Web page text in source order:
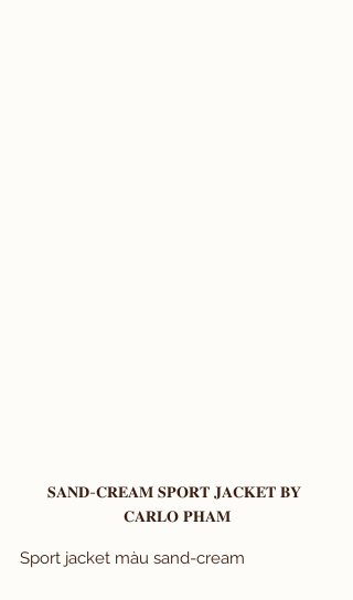
𝐒𝐀𝐍𝐃-𝐂𝐑𝐄𝐀𝐌 𝐒𝐏𝐎𝐑𝐓 𝐉𝐀𝐂𝐊𝐄𝐓 𝐁𝐘
𝐂𝐀𝐑𝐋𝐎 𝐏𝐇𝐀𝐌
Sport jacket màu sand-cream